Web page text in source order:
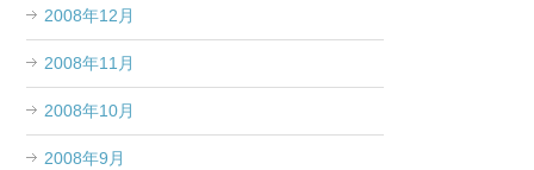
2008年12月
2008年11月
2008年10月
2008年9月